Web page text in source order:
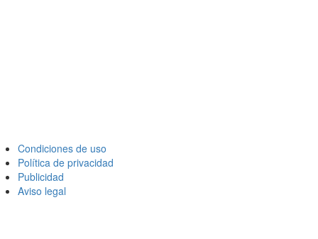
Condiciones de uso
Política de privacidad
Publicidad
Aviso legal